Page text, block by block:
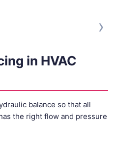
›
in HVAC
balance so that all
the right flow and pressure